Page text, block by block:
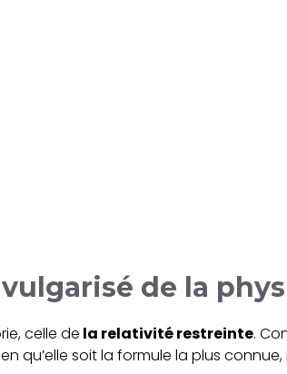
de la
celle de la relativité restreinte.
qu’elle soit la formule la plus